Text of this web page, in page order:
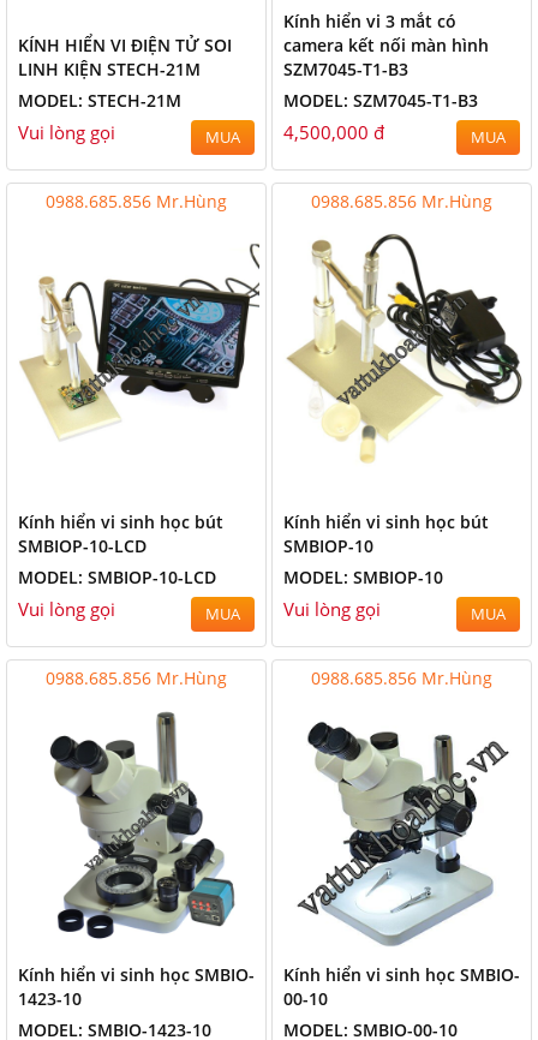
KÍNH HIỂN VI ĐIỆN TỬ SOI
LINH KIỆN STECH-21M
MODEL: STECH-21M
Vui lòng gọi MUA
Kính hiển vi 3 mắt có
camera kết nối màn hình
SZM7045-T1-B3
MODEL: SZM7045-T1-B3
4,500,000 đ MUA
0988.685.856 Mr.Hùng
Kính hiển vi sinh học bút
SMBIOP-10-LCD
MODEL: SMBIOP-10-LCD
Vui lòng gọi MUA
0988.685.856 Mr.Hùng
Kính hiển vi sinh học bút
SMBIOP-10
MODEL: SMBIOP-10
Vui lòng gọi MUA
0988.685.856 Mr.Hùng
Kính hiển vi sinh học SMBIO-
1423-10
MODEL: SMBIO-1423-10
0988.685.856 Mr.Hùng
Kính hiển vi sinh học SMBIO-
00-10
MODEL: SMBIO-00-10